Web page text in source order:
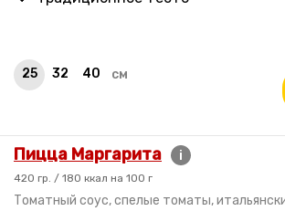
25 32 40 см
Пицца Маргарита i
420 гр. / 180 ккал на 100 г
Томатный соус, спелые томаты,